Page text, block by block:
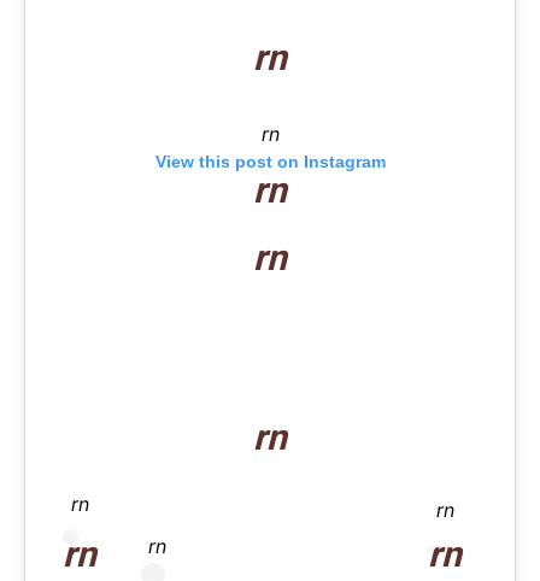
rn
rn
View this post on Instagram
rn
rn
rn
rn
rn
rn
rn
rn